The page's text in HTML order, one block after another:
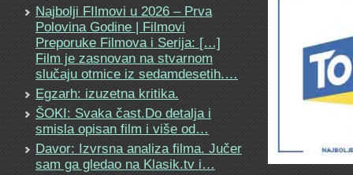
Najbolji FIlmovi u 2026 – Prva
Polovina Godine | Filmovi
Preporuke Filmova i Serija: […]
Film je zasnovan na stvarnom
slučaju otmice iz sedamdesetih.…
Egzarh: izuzetna kritika.
ŠOKI: Svaka čast.Do detalja i
smisla opisan film i više od…
Davor: Izvrsna analiza filma. Jučer
sam ga gledao na Klasik.tv i…